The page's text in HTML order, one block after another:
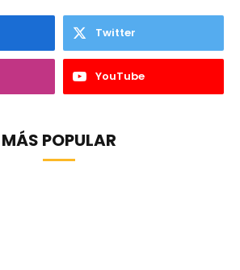
Twitter
YouTube
MÁS POPULAR